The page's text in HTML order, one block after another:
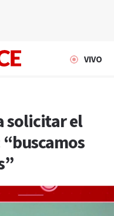
VIVO
solicitar el